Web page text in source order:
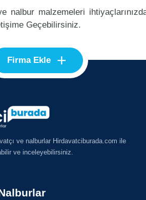
nalbur malzemeleri
Geçebilirsiniz.
Firma Ekle +
ve nalburlar Hirdavatciburada.com ile
ve inceleyebilirsiniz.